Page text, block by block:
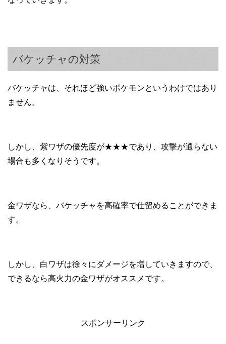
バケッチャの対策
バケッチャは、それほど強いポケモンというわけではあり
ません。
しかし、紫ワザの優先度が★★★であり、攻撃が通らない
場合も多くなりそうです。
金ワザなら、バケッチャを高確率で仕留めることができま
す。
しかし、白ワザは徐々にダメージを増していきますので、
できるなら高火力の金ワザがオススメです。
スポンサーリンク